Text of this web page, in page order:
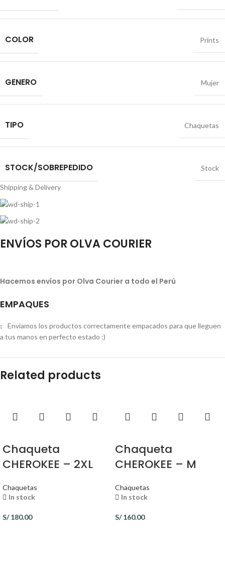
COLOR Prints
GENERO Mujer
TIPO Chaquetas
STOCK/SOBREPEDIDO Stock
Shipping & Delivery
ENVÍOS POR OLVA COURIER
Hacemos envíos por Olva Courier a todo el Perú
EMPAQUES
Enviamos los productos correctamente empacados para que lleguen
a tus manos en perfecto estado :)
Related products
Chaqueta
CHEROKEE – 2XL
Chaquetas
In stock
S/180.00
Chaqueta
CHEROKEE – M
Chaquetas
In stock
S/160.00